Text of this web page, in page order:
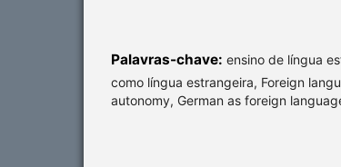
Palavras-chave: ensino de língua
como língua estrangeira, Foreign
autonomy, German as foreign